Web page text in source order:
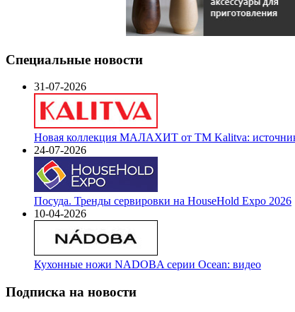
Специальные новости
31-07-2026
Новая коллекция МАЛАХИТ от ТМ Kalitva: источник
24-07-2026
Посуда. Тренды сервировки на HouseHold Expo 2026
10-04-2026
Кухонные ножи NADOBA серии Ocean: видео
Подписка на новости